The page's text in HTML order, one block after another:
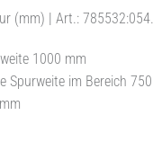
(mm) | Art.:
1000 mm
Spurweite im Bereich